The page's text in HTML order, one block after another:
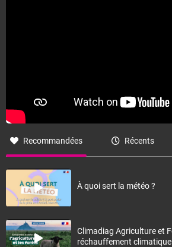
Recommandées Récents
À quoi sert la météo ?
Climadiag Agriculture et
réchauffement climatique